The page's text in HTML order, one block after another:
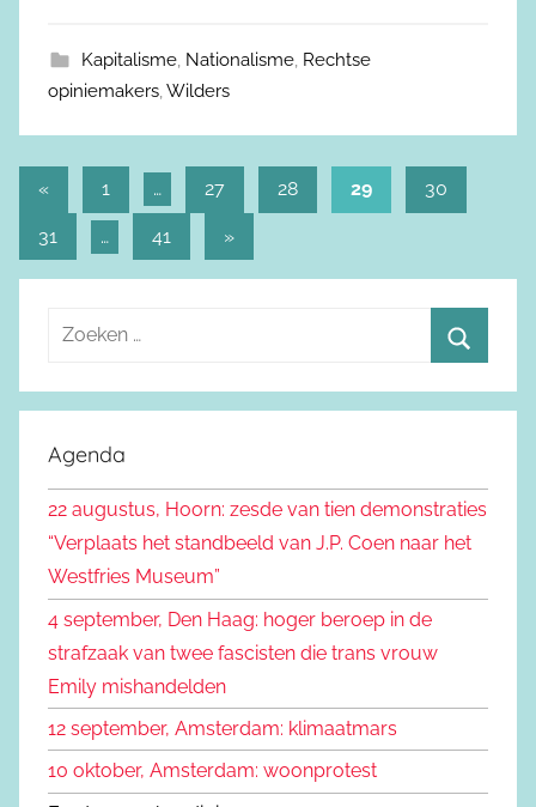
Kapitalisme, Nationalisme, Rechtse
opiniemakers,Wilders
Berichtnavigatie
« Vorige
berichten
1 … 27 28 29 30
31 … 41
Volgende
»
e
e
n
r
:
o
e
n
Agenda
22 augustus, Hoorn: zesde van tien demonstraties
“Verplaats het standbeeld van J.P. Coen naar het
Westfries Museum”
4 september, Den Haag: hoger beroep in de
strafzaak van twee fascisten die trans vrouw
Emily mishandelden
12 september, Amsterdam: klimaatmars
10 oktober, Amsterdam: woonprotest